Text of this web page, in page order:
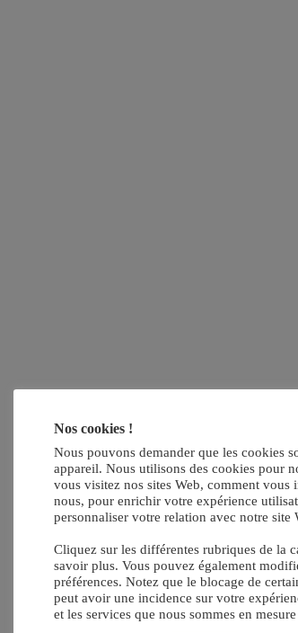
Nos cookies !
Nous pouvons demander que les cookies
appareil. Nous utilisons des cookies pour
vous visitez nos sites Web, comment vous
nous, pour enrichir votre expérience
personnaliser votre relation avec notre site
Cliquez sur les différentes rubriques de la
savoir plus. Vous pouvez également
préférences. Notez que le blocage de
peut avoir une incidence sur votre
et les services que nous sommes en